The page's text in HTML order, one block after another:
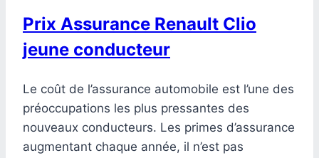
Prix Assurance Renault Clio
jeune conducteur
‍Le coût de l’assurance automobile est l’une des
préoccupations les plus pressantes des
nouveaux conducteurs. Les primes d’assurance
augmentant chaque année, il n’est pas